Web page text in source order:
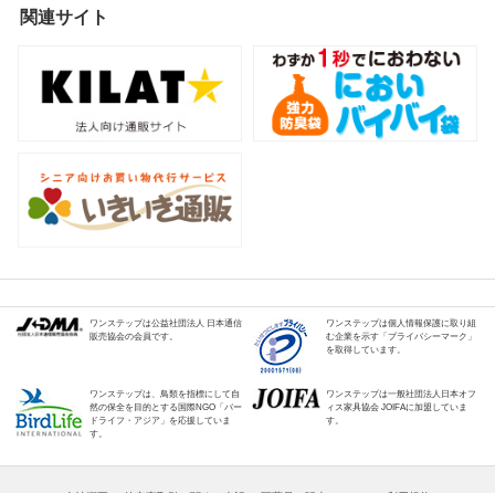
関連サイト
ワンステップは公益社団法人 日本通信
販売協会の会員です。
ワンステップは個人情報保護に取り組
む企業を示す「プライバシーマーク」
を取得しています。
ワンステップは、鳥類を指標にして自
然の保全を目的とする国際NGO「バー
ドライフ・アジア」を応援していま
す。
ワンステップは一般社団法人日本オフ
ィス家具協会 JOIFAに加盟していま
す。